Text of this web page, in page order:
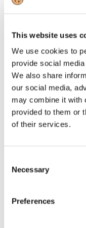
This website uses
We use cookies to
provide social
We also share
our social media,
may combine it with
provided to them or
of their services.
Selection
Necessary
Preferences
Giornata
Nazionale del
Giovani.
La superficie della
ad oggi è aumentata
calcio al giorno
Lucca, 21 marzo 2025
delle Foreste nel
italiani ed europei
DG Assocarta.
La conferenza fa
rappresenta il primo
coesa, con il